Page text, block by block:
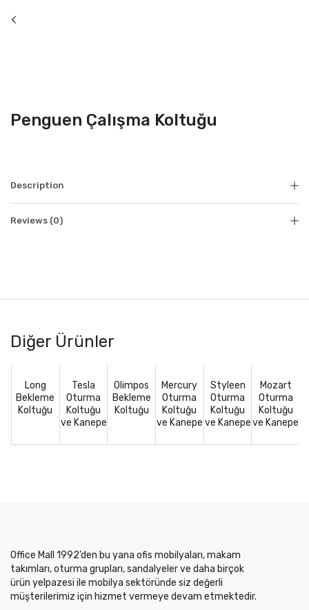
Penguen Çalışma Koltuğu
Description
Reviews (0)
Diğer Ürünler
Long
Bekleme
Koltuğu
Tesla
Oturma
Koltuğu
ve Kanepe
Olimpos
Bekleme
Koltuğu
Mercury
Oturma
Koltuğu
ve Kanepe
Styleen
Oturma
Koltuğu
ve Kanepe
Mozart
Oturma
Koltuğu
ve Kanepe
Office Mall 1992’den bu yana ofis mobilyaları, makam
takımları, oturma grupları, sandalyeler ve daha birçok
ürün yelpazesi ile mobilya sektöründe siz değerli
müşterilerimiz için hizmet vermeye devam etmektedir.